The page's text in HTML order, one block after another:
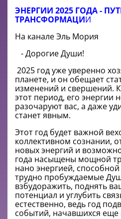
ЭНЕРГИИ 2025 ГОДА -
ТРАНСФОРМАЦИИ
На канале Эль Мория
- Дорогие Души!
2025 год уже уверенно
планете, и он обещает
изменений и свершений.
этот период, его энергии
разочаруют вас, а даже
станет явным.
Этот год будет важной
коллективном сознании,
новых энергий и
года насыщены мощной
нано энергией,
трудно пробуждаемые
взбудоражить, поднять
потенциал и углубить
естественно, ведь год
событий, начавшихся еще